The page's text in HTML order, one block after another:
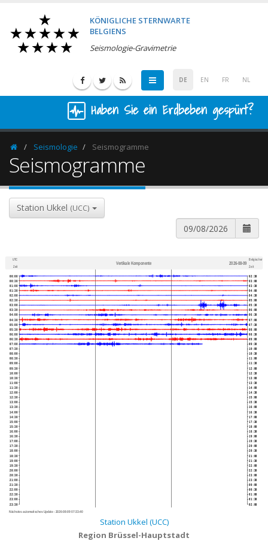
KÖNIGLICHE STERNWARTE
BELGIENS
Seismologie-Gravimetrie
DE EN FR NL
Haben Sie ein Erdbeben gespürt?
HomepageSeismologie Seismogramme
Seismogramme
Station Ukkel (UCC)
UTC
Zeit
Vertikale Komponente 2026-08-09
Belgischer
Zeit
00:00
00:30
01:00
01:30
02:00
02:30
03:00
03:30
04:00
04:30
05:00
05:30
06:00
06:30
07:00
07:30
08:00
08:30
09:00
09:30
10:00
10:30
11:00
11:30
12:00
12:30
13:00
13:30
14:00
14:30
15:00
15:30
16:00
16:30
17:00
17:30
18:00
18:30
19:00
19:30
20:00
20:30
21:00
21:30
22:00
22:30
23:00
23:30
02:30
03:00
03:30
04:00
04:30
05:00
05:30
06:00
06:30
07:00
07:30
08:00
08:30
09:00
09:30
10:00
10:30
11:00
11:30
12:00
12:30
13:00
13:30
14:00
14:30
15:00
15:30
16:00
16:30
17:00
17:30
18:00
18:30
19:00
19:30
20:00
20:30
21:00
21:30
22:00
22:30
23:00
23:30
00:00
00:30
01:00
01:30
02:00
Nächstes automatisches Update : 2026-08-09 07:33:40
Station Ukkel (UCC)
Region Brüssel-Hauptstadt